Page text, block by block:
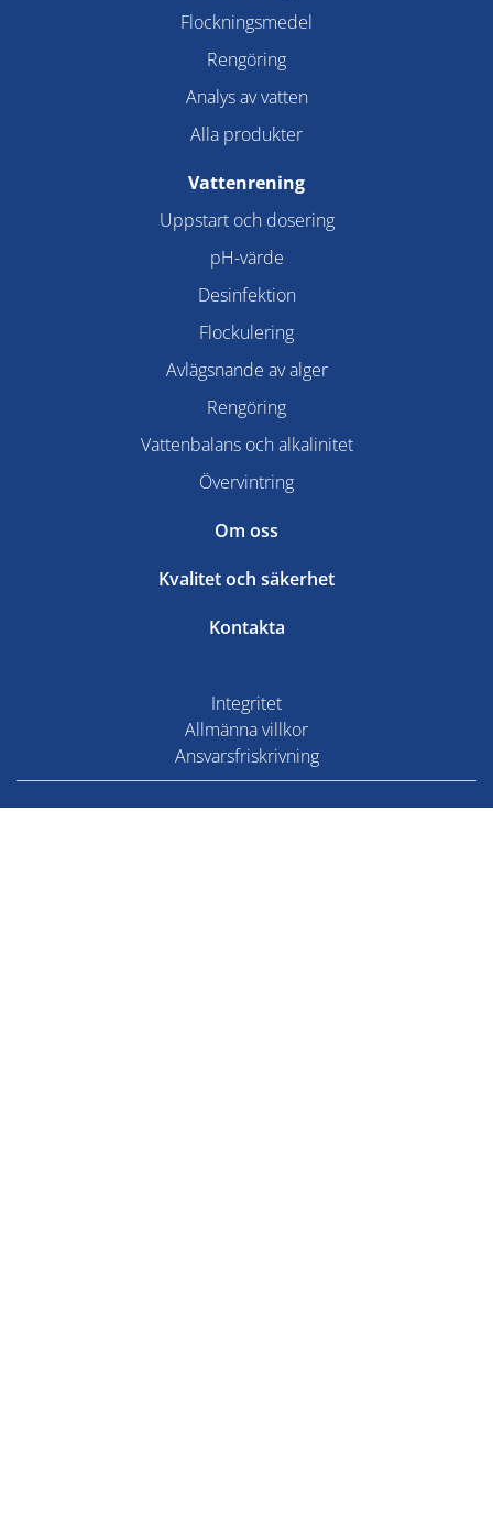
Flockningsmedel
Rengöring
Analys av vatten
Alla produkter
Vattenrening
Uppstart och dosering
pH-värde
Desinfektion
Flockulering
Avlägsnande av alger
Rengöring
Vattenbalans och alkalinitet
Övervintring
Om oss
Kvalitet och säkerhet
Kontakta
Integritet
Allmänna villkor
Ansvarsfriskrivning